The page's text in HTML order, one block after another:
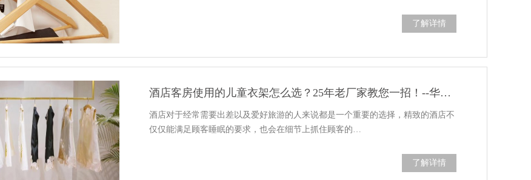
了解详情
酒店客房使用的儿童衣架怎么选？25年老厂家教您一招！--华恩衣架
酒店对于经常需要出差以及爱好旅游的人来说都是一个重要的选择，精致的酒店不
仅仅能满足顾客睡眠的要求，也会在细节上抓住顾客的…
了解详情